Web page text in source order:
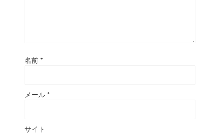
名前 *
メール *
サイト